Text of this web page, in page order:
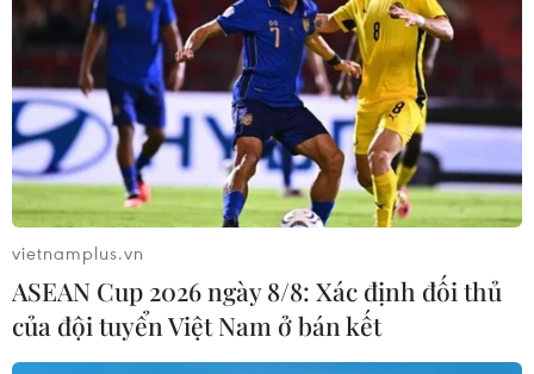
AFF Cup 2020 chưa xác định thời điểm
bốc thăm phân lịch vì COVID-19
10/06/2020 06:33
vietnamplus.vn
ASEAN Cup 2026 ngày 8/8: Xác định đối thủ
của đội tuyển Việt Nam ở bán kết